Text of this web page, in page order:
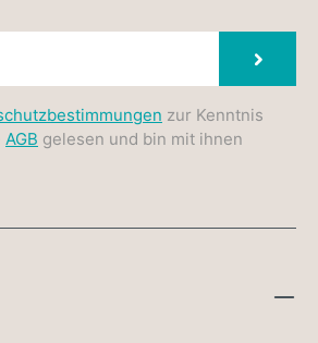
zur Kenntnis
AGB gelesen und bin mit ihnen